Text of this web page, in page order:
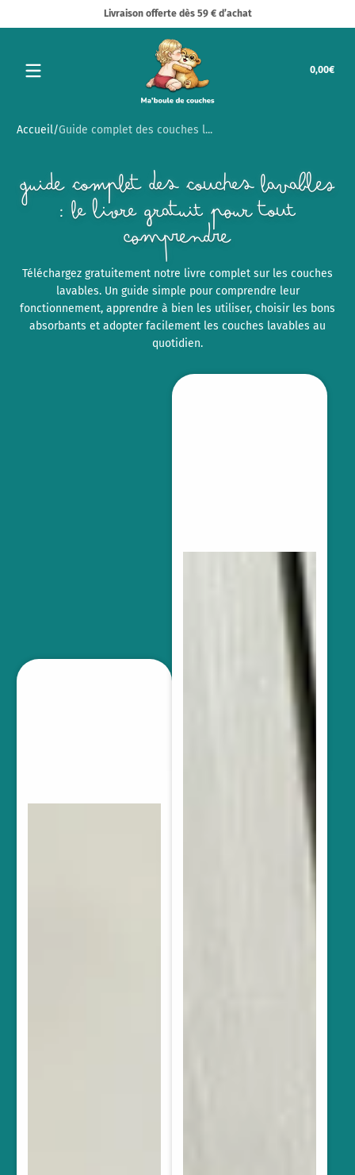
Livraison offerte dès 59 € d’achat
0,00€
Accueil Guide complet des couches l...
Guide complet des couches lavables
: le livre gratuit pour tout
comprendre
Téléchargez gratuitement notre livre complet sur les couches
lavables. Un guide simple pour comprendre leur
fonctionnement, apprendre à bien les utiliser, choisir les bons
absorbants et adopter facilement les couches lavables au
quotidien.